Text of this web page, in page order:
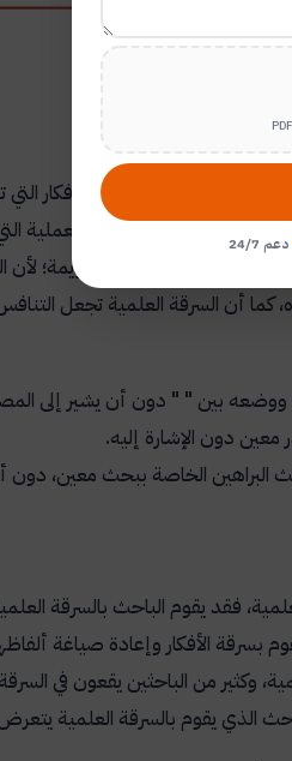
علمية، حيث يعتبرون أن الأفكار
يمكن تعريفها بأنها العملية
الدول السرقة العلمية جريمة؛
كما أن السرقة العلمية تجعل
ووضعه بين " " دون أن يشير إلى
دون الإشارة إليه.
البراهين الخاصة ببحث معين، دون
فقد يقوم الباحث بالسرقة
بسرقة الأفكار وإعادة صياغة
وكثير من الباحثين يقعون في
الذي يقوم بالسرقة العلمية
دعم 24/7